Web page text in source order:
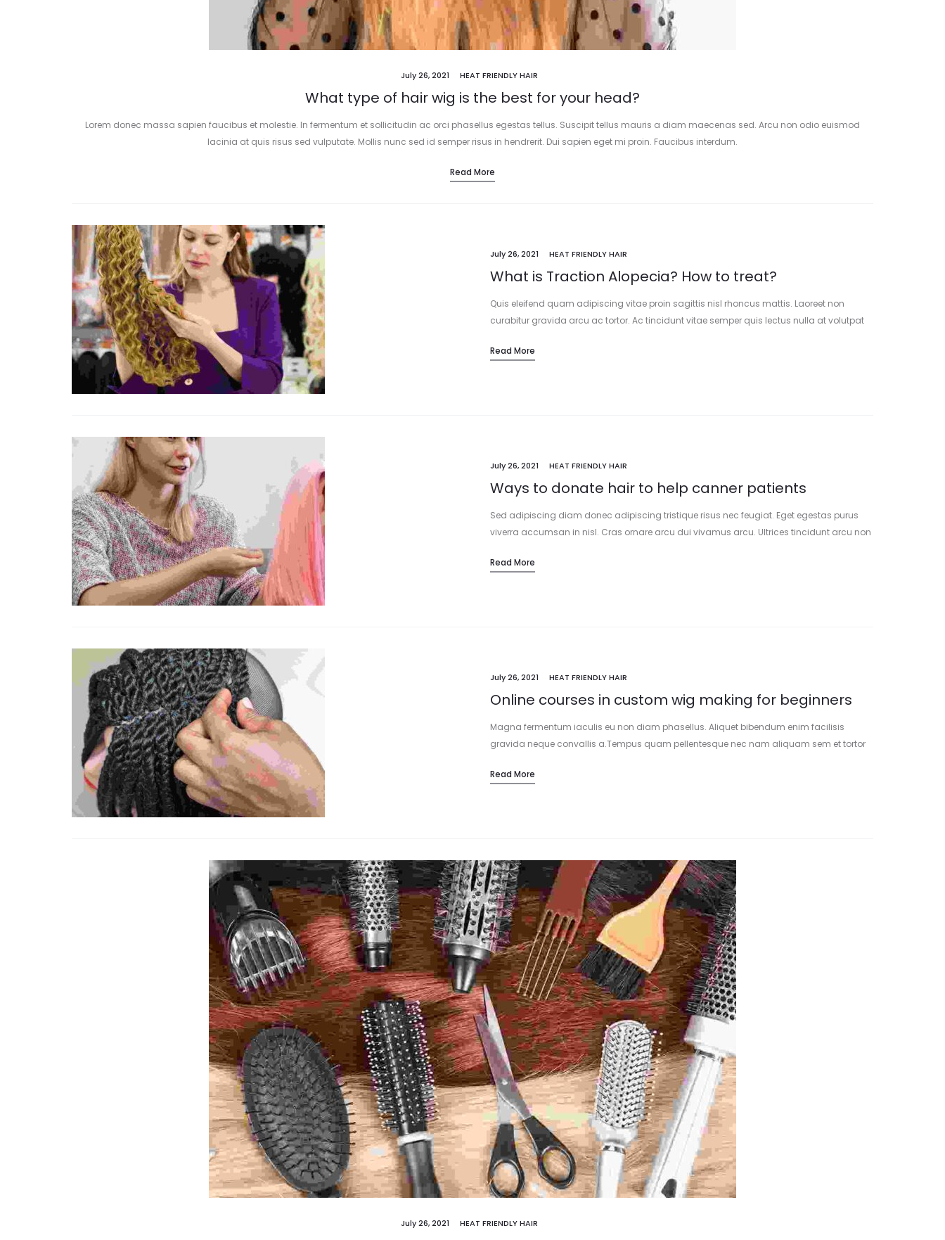
July 26, 2021 HEAT FRIENDLY HAIR
What type of hair wig is the best for your head?
Lorem donec massa sapien faucibus et molestie. In fermentum et sollicitudin ac orci phasellus egestas tellus. Suscipit tellus mauris a diam maecenas sed. Arcu non odio euismod
lacinia at quis risus sed vulputate. Mollis nunc sed id semper risus in hendrerit. Dui sapien eget mi proin. Faucibus interdum.
Read More
July 26, 2021 HEAT FRIENDLY HAIR
What is Traction Alopecia? How to treat?
Quis eleifend quam adipiscing vitae proin sagittis nisl rhoncus mattis. Laoreet non
curabitur gravida arcu ac tortor. Ac tincidunt vitae semper quis lectus nulla at volutpat
dolor purus non. Id cursus metus aliquam eleifend.
Read More
July 26, 2021 HEAT FRIENDLY HAIR
Ways to donate hair to help canner patients
Sed adipiscing diam donec adipiscing tristique risus nec feugiat. Eget egestas purus
viverra accumsan in nisl. Cras ornare arcu dui vivamus arcu. Ultrices tincidunt arcu non
Bibendum neque egestas congue quisque egestas.
Read More
July 26, 2021 HEAT FRIENDLY HAIR
Online courses in custom wig making for beginners
Magna fermentum iaculis eu non diam phasellus. Aliquet bibendum enim facilisis
gravida neque convallis a.Tempus quam pellentesque nec nam aliquam sem et tortor
tristique senectus et. Malesuada pellentesque elit eget gravida cum.
Read More
July 26, 2021 HEAT FRIENDLY HAIR